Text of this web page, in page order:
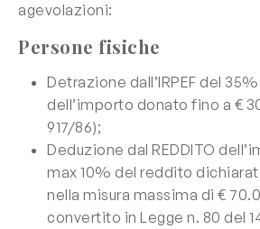
agevolazioni:
Persone fisiche
Detrazione dall’IRPEF del
dell’importo donato fino a €
917/86);
Deduzione dal REDDITO
max 10% del reddito
nella misura massima di €
convertito in Legge n. 80 del